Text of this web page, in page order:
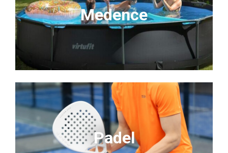
Medence
Padel